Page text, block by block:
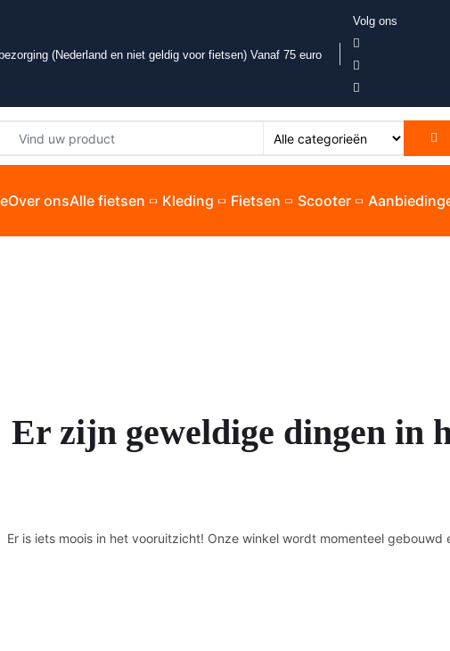
(Nederland en niet geldig voor fietsen) Vanaf 75 euro
Volg ons
Over onsAlle fietsen Kleding Fietsen Scooter
Er zijn geweldige dingen in
Er is iets moois in het vooruitzicht! Onze winkel wordt momenteel gebouwd